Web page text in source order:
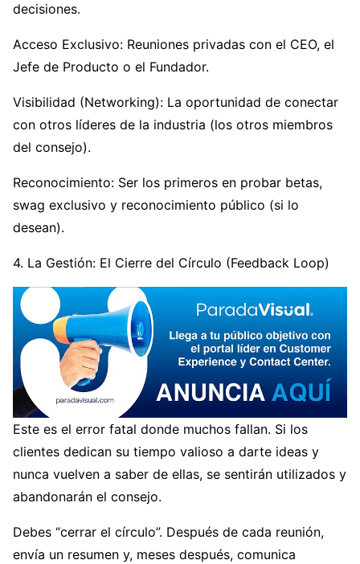
decisiones.
Acceso Exclusivo: Reuniones privadas con el CEO, el
Jefe de Producto o el Fundador.
Visibilidad (Networking): La oportunidad de conectar
con otros líderes de la industria (los otros miembros
del consejo).
Reconocimiento: Ser los primeros en probar betas,
swag exclusivo y reconocimiento público (si lo
desean).
4. La Gestión: El Cierre del Círculo (Feedback Loop)
Este es el error fatal donde muchos fallan. Si los
clientes dedican su tiempo valioso a darte ideas y
nunca vuelven a saber de ellas, se sentirán utilizados y
abandonarán el consejo.
Debes “cerrar el círculo”. Después de cada reunión,
envía un resumen y, meses después, comunica